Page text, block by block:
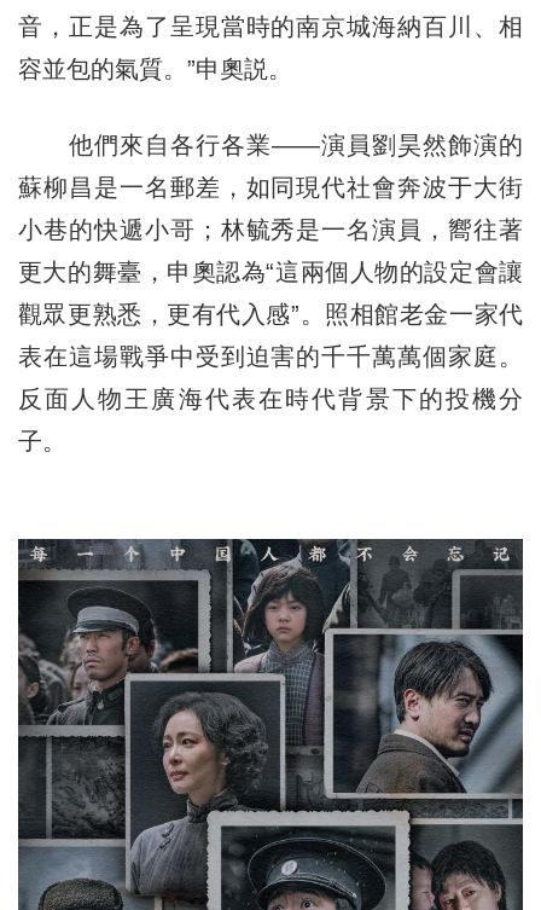
音，正是為了呈現當時的南京城海納百川、相
容並包的氣質。”申奧説。
他們來自各行各業——演員劉昊然飾演的
蘇柳昌是一名郵差，如同現代社會奔波于大街
小巷的快遞小哥；林毓秀是一名演員，嚮往著
更大的舞臺，申奧認為“這兩個人物的設定會讓
觀眾更熟悉，更有代入感”。照相館老金一家代
表在這場戰爭中受到迫害的千千萬萬個家庭。
反面人物王廣海代表在時代背景下的投機分
子。